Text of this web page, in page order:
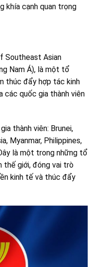
khía cạnh quan trọng
Southeast Asian
Nam Á), là một tổ
thúc đẩy hợp tác kinh
các quốc gia thành viên
thành viên: Brunei,
Myanmar, Philippines,
là một trong những tổ
thế giới, đóng vai trò
kinh tế và thúc đẩy